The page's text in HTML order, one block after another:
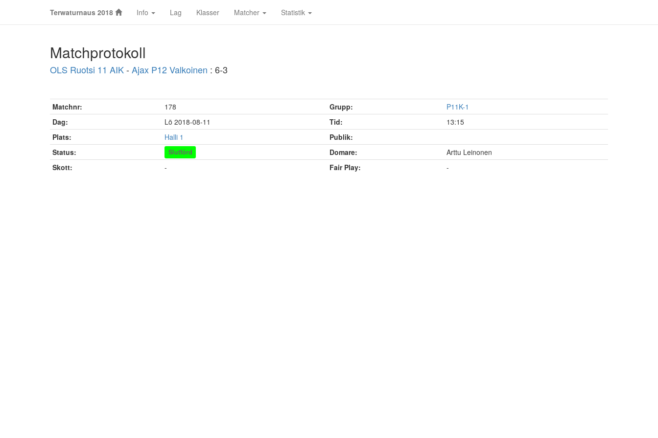
Terwaturnaus 2018 Info Lag Klasser Matcher Statistik
Matchprotokoll
OLS Ruotsi 11 AIK- Ajax P12 Valkoinen : 6-3
Matchnr: 178 Grupp:
P11K-1
Dag:
Lö 2018-08-11 Tid:
13:15
Plats:
Halli 1
Publik:
Status:
Slutförd Domare:
Arttu Leinonen
Skott:
- Fair Play: -